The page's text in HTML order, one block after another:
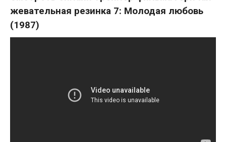
жевательная резинка 7: Молодая любовь
(1987)